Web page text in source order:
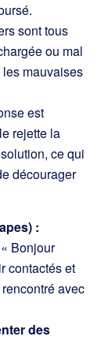
sont tous
ou mal
mauvaises
est
rejette la
ce qui
décourager
:
« Bonjour
contactés et
avec
des